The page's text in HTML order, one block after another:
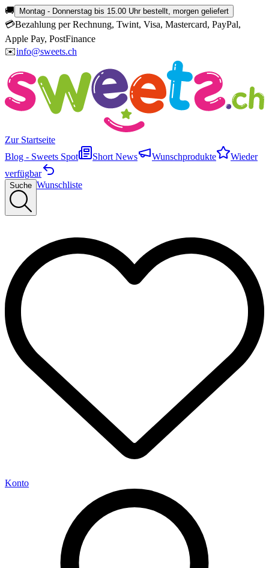
🚚 Montag - Donnerstag bis 15.00 Uhr bestellt, morgen geliefert
💳Bezahlung per Rechnung, Twint, Visa, Mastercard, PayPal,
Apple Pay, PostFinance
✉️info@sweets.ch
Zur Startseite
Blog - Sweets Spot
Short News Wunschprodukte
Wieder
verfügbar
Suche Wunschliste
Konto